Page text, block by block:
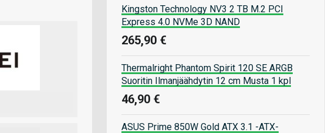
Kingston Technology NV3 2 TB M.2 PCI
Express 4.0 NVMe 3D NAND
265,90 €
Thermalright Phantom Spirit 120 SE ARGB
Suoritin Ilmanjäähdytin 12 cm Musta 1 kpl
46,90 €
ASUS Prime 850W Gold ATX 3.1 -ATX-